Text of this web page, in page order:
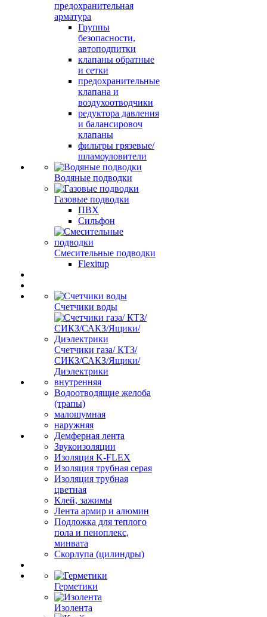
предохранительная
арматура
Группы
безопасности,
автоподпитки
клапаны обратные
и сетки
предохранительные
клапана и
воздухоотводчики
редуктора давления
и балансировоч
клапаны
фильтры грязевые/
шламоуловители
Водяные подводки
Газовые подводки
ПВХ
Сильфон
Смесительные подводки
Flexitup
Счетчики воды
Счетчики газа/ КТЗ/
СИКЗ/САКЗ/Ящики/
Диэлектрики
внутренняя
Водоотводящие желоба
(трапы)
малошумная
наружняя
Демферная лента
Звукоизоляции
Изоляция K-FLEX
Изоляция трубная серая
Изоляция трубная
цветная
Клей, зажимы
Лента армир и алюмин
Подложка для теплого
пола и пеноплекс,
минвата
Скорлупа (цилиндры)
Герметики
Изолента